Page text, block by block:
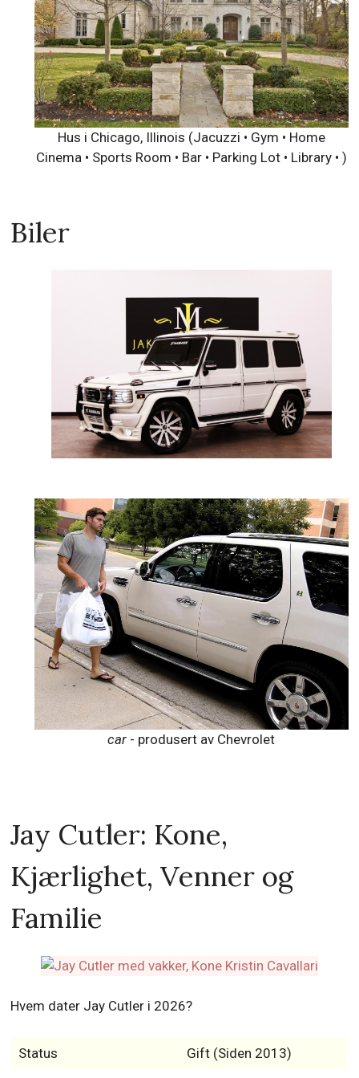
Hus i Chicago, Illinois (Jacuzzi • Gym • Home
Cinema • Sports Room • Bar • Parking Lot • Library • )
Biler
car - produsert av Chevrolet
Jay Cutler: Kone,
Kjærlighet, Venner og
Familie
Hvem dater Jay Cutler i 2026?
Status Gift (Siden 2013)